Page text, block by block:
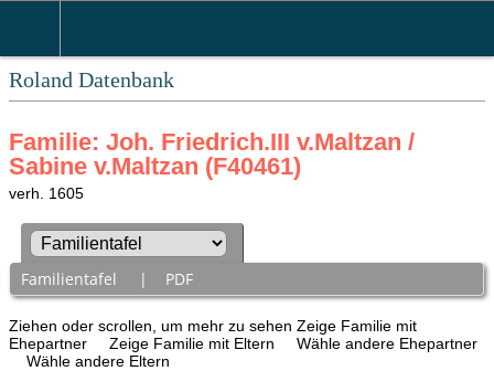
Roland Datenbank
Familie: Joh. Friedrich.III v.Maltzan /
Sabine v.Maltzan (F40461)
verh. 1605
Familientafel | PDF
Ziehen oder scrollen, um mehr zu sehen Zeige Familie mit
Ehepartner
Zeige Familie mit Eltern
Wähle andere Ehepartner
Wähle andere Eltern